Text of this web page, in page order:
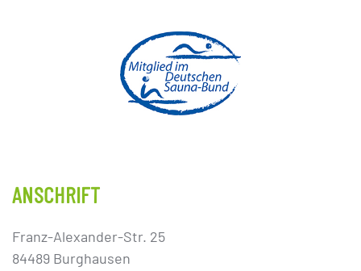
ANSCHRIFT
Franz-Alexander-Str. 25
84489 Burghausen